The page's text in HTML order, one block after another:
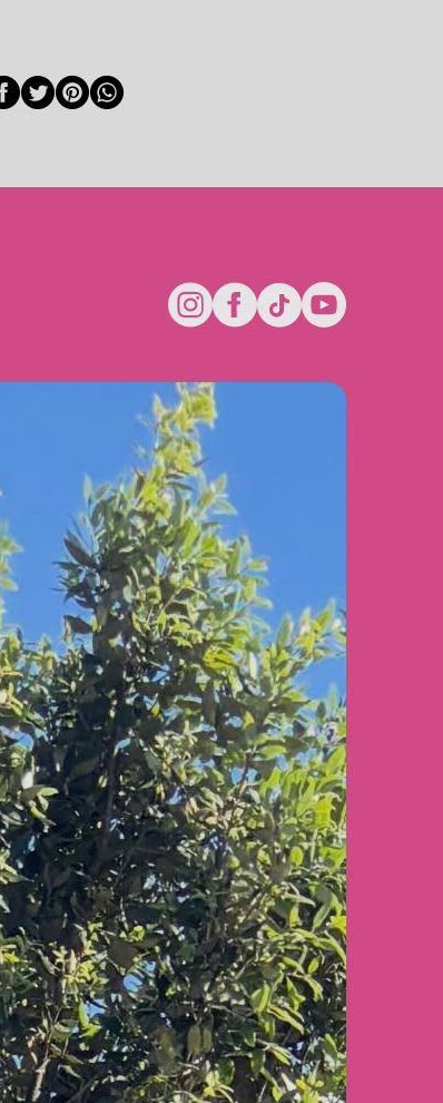
Facebook
Twitter
Pinterest